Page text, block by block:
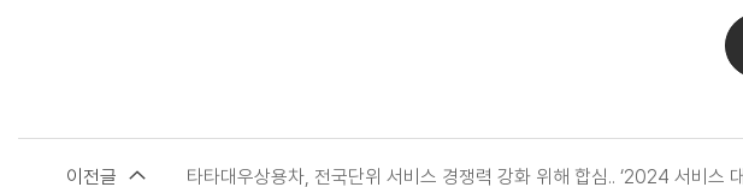
이전글 타타대우상용차, 전국단위 서비스 경쟁력 강화 위해 합심.. ‘2024 서비스